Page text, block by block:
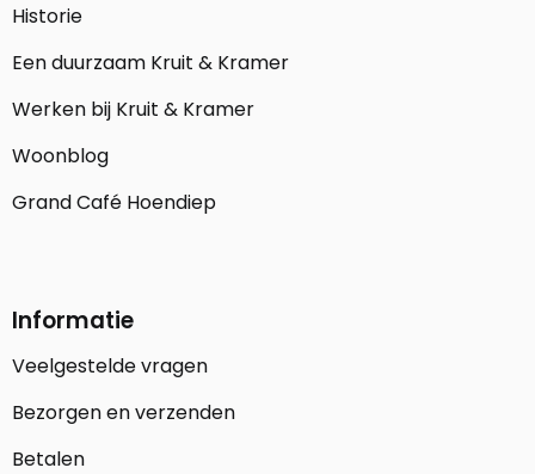
Historie
Een duurzaam Kruit & Kramer
Werken bij Kruit & Kramer
Woonblog
Grand Café Hoendiep
Informatie
Veelgestelde vragen
Bezorgen en verzenden
Betalen